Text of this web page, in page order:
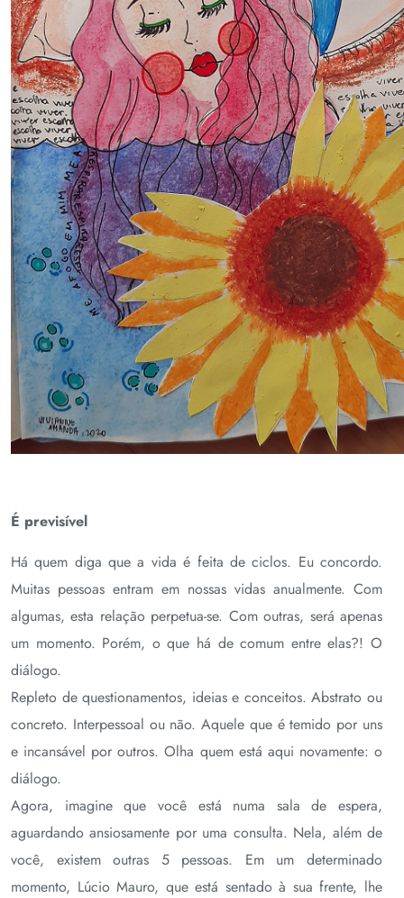
É previsível
Há quem diga que a vida é feita de ciclos. Eu concordo.
Muitas pessoas entram em nossas vidas anualmente. Com
algumas, esta relação perpetua-se. Com outras, será apenas
um momento. Porém, o que há de comum entre elas?! O
diálogo.
Repleto de questionamentos, ideias e conceitos. Abstrato ou
concreto. Interpessoal ou não. Aquele que é temido por uns
e incansável por outros. Olha quem está aqui novamente: o
diálogo.
Agora, imagine que você está numa sala de espera,
aguardando ansiosamente por uma consulta. Nela, além de
você, existem outras 5 pessoas. Em um determinado
momento, Lúcio Mauro, que está sentado à sua frente, lhe